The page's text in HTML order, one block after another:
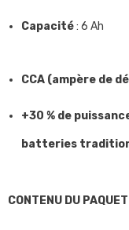
Capacité: 6 Ah
CCA (ampère de
+30 % de
batteries
CONTENU DU PAQUET